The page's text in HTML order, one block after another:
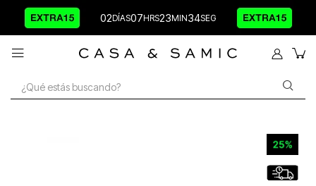
02 07 23 34
